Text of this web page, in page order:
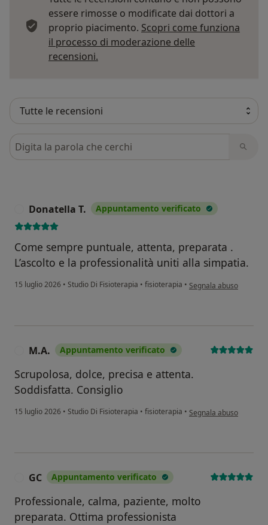
essere rimosse o modificate dai dottori a
proprio piacimento. Scopri come funziona
il processo di moderazione delle
recensioni.
Cerca nelle recensioni
Donatella T. Appuntamento verificato
Come sempre puntuale, attenta, preparata .
L’ascolto e la professionalità uniti alla simpatia.
15 luglio 2026 • Studio Di Fisioterapia • fisioterapia • secondo l'opinione
Segnala abuso
M.A. Appuntamento verificato
Scrupolosa, dolce, precisa e attenta.
Soddisfatta. Consiglio
15 luglio 2026 • Studio Di Fisioterapia • fisioterapia • secondo l'opinione
Segnala abuso
GC Appuntamento verificato
Professionale, calma, paziente, molto
preparata. Ottima professionista